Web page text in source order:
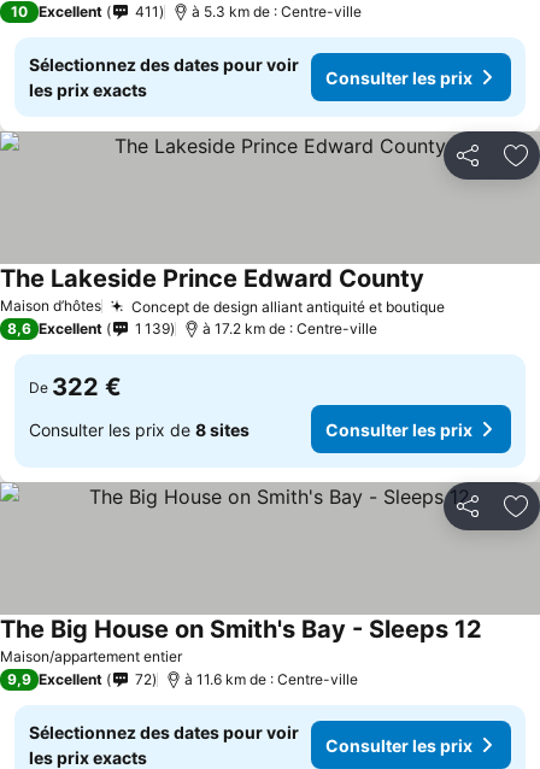
10 Excellent 411 à 5.3 km de : Centre-ville
Sélectionnez des dates pour voir
les prix exacts
Consulter les prix
Partager
Maison d’hôtes Concept de design alliant antiquité et boutique
The Lakeside Prince Edward County
8,6 Excellent 1 139 à 17.2 km de : Centre-ville
De 322 €
Consulter les prix de 8 sites Consulter les prix
Partager
Maison/appartement entier
The Big House on Smith's Bay - Sleeps 12
9,9 Excellent 72 à 11.6 km de : Centre-ville
Sélectionnez des dates pour voir
les prix exacts
Consulter les prix